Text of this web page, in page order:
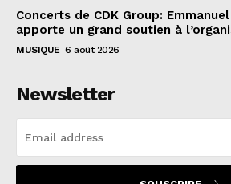
Concerts de CDK Group:
apporte un grand soutien à
MUSIQUE 6 août 2026
Newsletter